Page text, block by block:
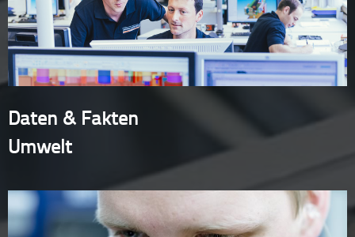
Daten & Fakten
Umwelt